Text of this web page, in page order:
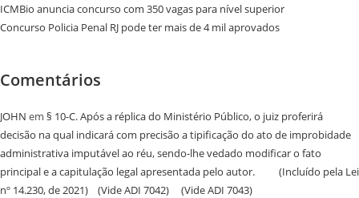
ICMBio anuncia concurso com 350 vagas para nível superior
Concurso Policia Penal RJ pode ter mais de 4 mil aprovados
Comentários
JOHN em § 10-C. Após a réplica do Ministério Público, o juiz proferirá
decisão na qual indicará com precisão a tipificação do ato de improbidade
administrativa imputável ao réu, sendo-lhe vedado modificar o fato
principal e a capitulação legal apresentada pelo autor. (Incluído pela Lei
nº 14.230, de 2021) (Vide ADI 7042) (Vide ADI 7043)